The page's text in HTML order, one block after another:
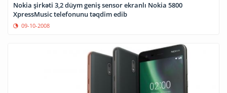
Nokia şirkəti 3,2 düym geniş sensor ekranlı Nokia 5800
XpressMusic telefonunu təqdim edib
09-10-2008